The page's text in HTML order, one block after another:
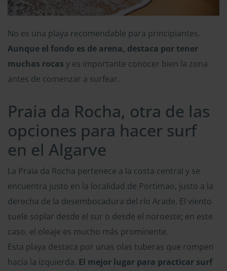
No es una playa recomendable para principiantes.
Aunque el fondo es de arena, destaca por tener
muchas rocas y es importante conocer bien la zona
antes de comenzar a surfear.
Praia da Rocha, otra de las
opciones para hacer surf
en el Algarve
La Praia da Rocha pertenece a la costa central y se
encuentra justo en la localidad de Portimao, justo a la
derecha de la desembocadura del río Arade. El viento
suele soplar desde el sur o desde el noroeste; en este
caso, el oleaje es mucho más prominente.
Esta playa destaca por unas olas tuberas que rompen
hacia la izquierda. El mejor lugar para practicar surf